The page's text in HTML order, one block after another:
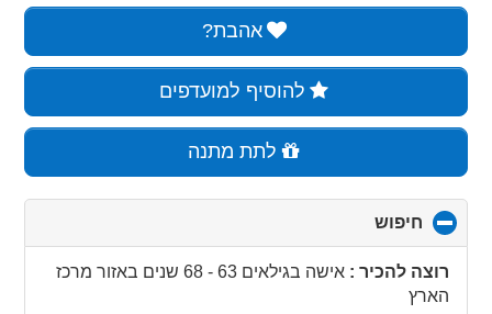
אהבת?
להוסיף למועדפים
לתת מתנה
חיפוש
to
collapseרוצה להכיר :אישה בגילאים 63 - 68 שנים באזור מרכז
הארץ